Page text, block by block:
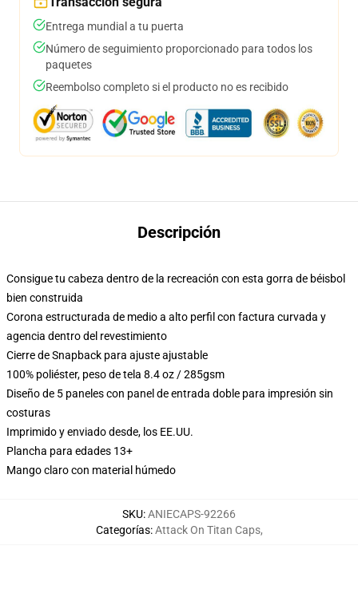
Entrega mundial a tu puerta
Número de seguimiento proporcionado para todos los
paquetes
Reembolso completo si el producto no es recibido
Descripción
Consigue tu cabeza dentro de la recreación con esta gorra de béisbol
bien construida
Corona estructurada de medio a alto perfil con factura curvada y
agencia dentro del revestimiento
Cierre de Snapback para ajuste ajustable
100% poliéster, peso de tela 8.4 oz / 285gsm
Diseño de 5 paneles con panel de entrada doble para impresión sin
costuras
Imprimido y enviado desde, los EE.UU.
Plancha para edades 13+
Mango claro con material húmedo
SKU:ANIECAPS-92266
Categorías:Attack On Titan Caps,